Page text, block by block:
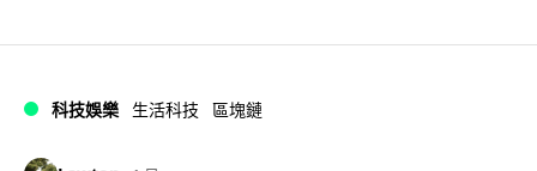
科技娛樂 生活科技 區塊鏈